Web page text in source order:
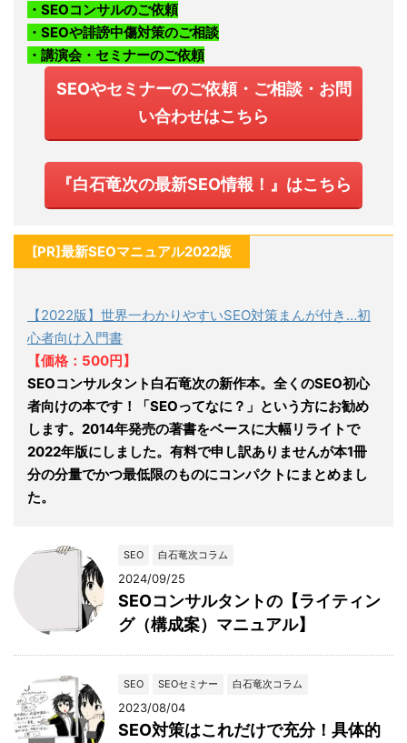
・SEOコンサルのご依頼
・SEOや誹謗中傷対策のご相談
・講演会・セミナーのご依頼
SEOやセミナーのご依頼・ご相談・お問
い合わせはこちら
『白石竜次の最新SEO情報！』はこちら
[PR]最新SEOマニュアル2022版
【2022版】世界一わかりやすいSEO対策まんが付き…初
心者向け入門書
【価格：500円】
SEOコンサルタント白石竜次の新作本。全くのSEO初心
者向けの本です！「SEOってなに？」という方にお勧め
します。2014年発売の著書をベースに大幅リライトで
2022年版にしました。有料で申し訳ありませんが本1冊
分の分量でかつ最低限のものにコンパクトにまとめまし
た。
SEO 白石竜次コラム
2024/09/25
SEOコンサルタントの【ライティン
グ（構成案）マニュアル】
SEO SEOセミナー 白石竜次コラム
2023/08/04
SEO対策はこれだけで充分！具体的